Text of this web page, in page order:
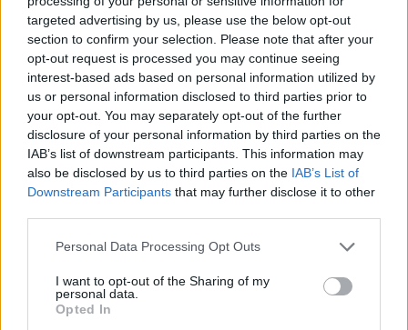
targeted advertising by us, please use the below opt-out
section to confirm your selection. Please note that after your
opt-out request is processed you may continue seeing
interest-based ads based on personal information utilized by
us or personal information disclosed to third parties prior to
your opt-out. You may separately opt-out of the further
disclosure of your personal information by third parties on the
IAB’s list of downstream participants. This information may
also be disclosed by us to third parties on the IAB’s List of
Downstream Participants that may further disclose it to other
Personal Data Processing Opt Outs
I want to opt-out of the Sharing of my
personal data.
Opted In